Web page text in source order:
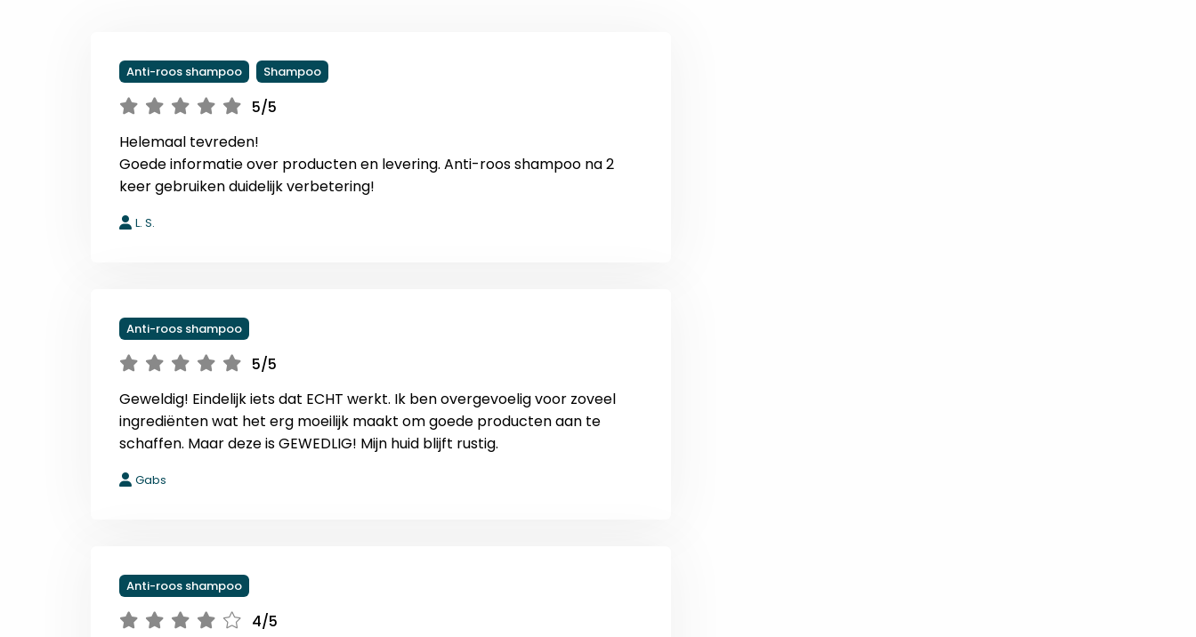
Anti-roos shampoo Shampoo
5/5
Helemaal tevreden!
Goede informatie over producten en levering. Anti-roos shampoo na 2
keer gebruiken duidelijk verbetering!
L. S.
Anti-roos shampoo
5/5
Geweldig! Eindelijk iets dat ECHT werkt. Ik ben overgevoelig voor zoveel
ingrediënten wat het erg moeilijk maakt om goede producten aan te
schaffen. Maar deze is GEWEDLIG! Mijn huid blijft rustig.
Gabs
Anti-roos shampoo
4/5